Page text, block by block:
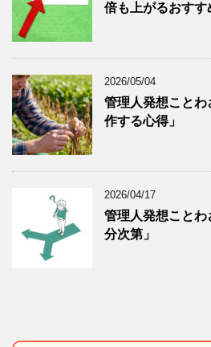
倍も上がるおすす
2026/05/04
管理人発想ことわ
作する心得」
2026/04/17
管理人発想ことわ
分次第」